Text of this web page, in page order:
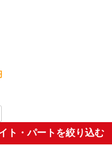
ト・パートを絞り込む